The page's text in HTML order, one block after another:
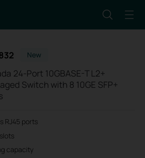
New
24-Port 10GBASE-T L2+
Switch with 8 10GE SFP+
RJ45 ports
capacity